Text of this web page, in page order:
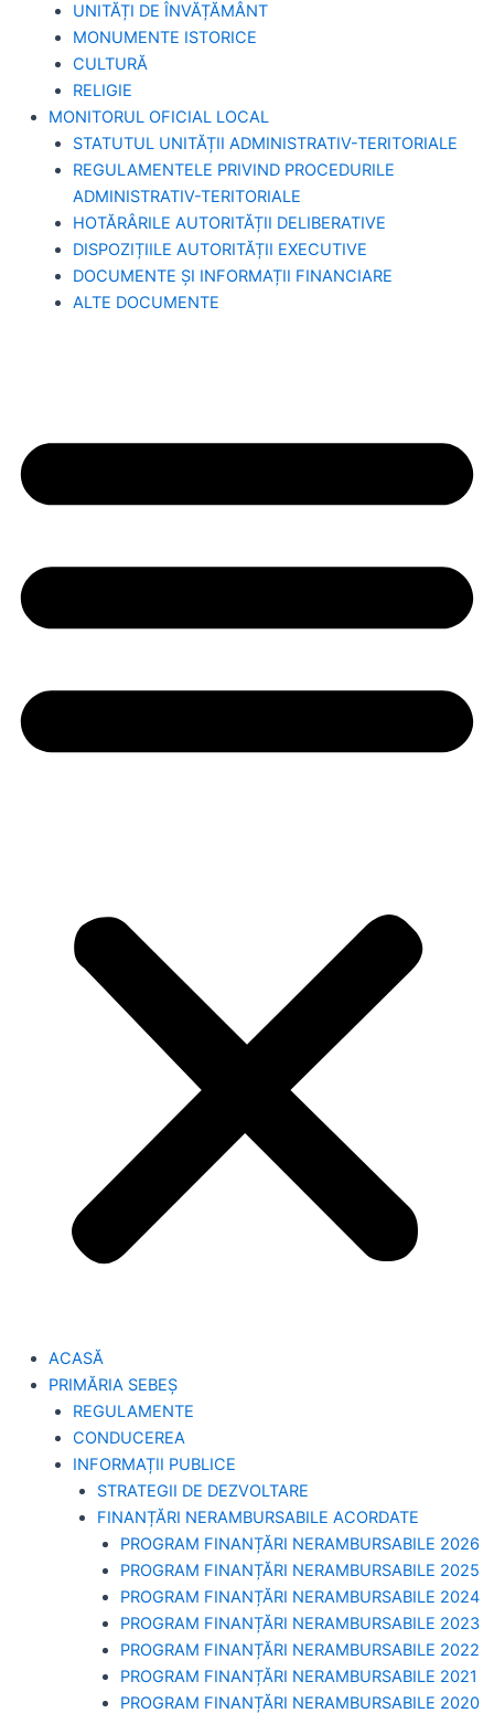
UNITĂȚI DE ÎNVĂȚĂMÂNT
MONUMENTE ISTORICE
CULTURĂ
RELIGIE
MONITORUL OFICIAL LOCAL
STATUTUL UNITĂȚII ADMINISTRATIV-TERITORIALE
REGULAMENTELE PRIVIND PROCEDURILE
ADMINISTRATIV-TERITORIALE
HOTĂRÂRILE AUTORITĂȚII DELIBERATIVE
DISPOZIȚIILE AUTORITĂȚII EXECUTIVE
DOCUMENTE ȘI INFORMAȚII FINANCIARE
ALTE DOCUMENTE
ACASĂ
PRIMĂRIA SEBEȘ
REGULAMENTE
CONDUCEREA
INFORMAȚII PUBLICE
STRATEGII DE DEZVOLTARE
FINANȚĂRI NERAMBURSABILE ACORDATE
PROGRAM FINANȚĂRI NERAMBURSABILE 2026
PROGRAM FINANȚĂRI NERAMBURSABILE 2025
PROGRAM FINANȚĂRI NERAMBURSABILE 2024
PROGRAM FINANȚĂRI NERAMBURSABILE 2023
PROGRAM FINANȚĂRI NERAMBURSABILE 2022
PROGRAM FINANȚĂRI NERAMBURSABILE 2021
PROGRAM FINANȚĂRI NERAMBURSABILE 2020